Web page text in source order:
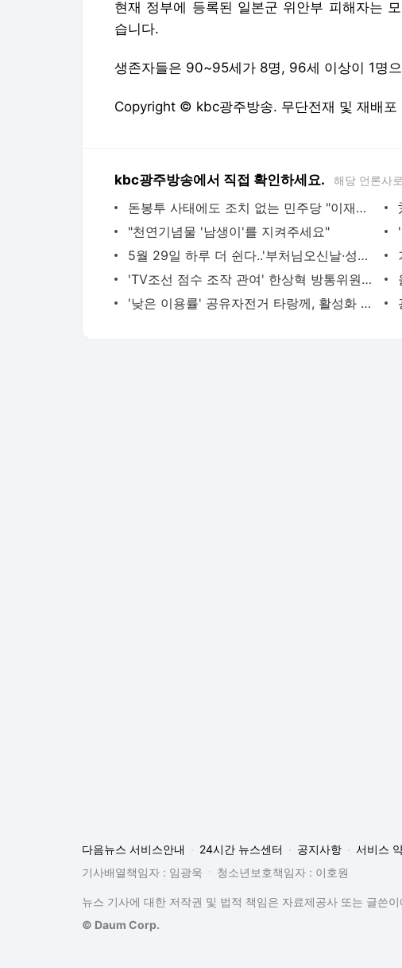
현재 정부에 등록된 일본군 위안부 피해자는
습니다.
생존자들은 90~95세가 8명, 96세 이상이 1명
Copyright © kbc광주방송. 무단전재 및 재배포
kbc광주방송에서 직접 확인하세요. 해당 언론사
돈봉투 사태에도 조치 없는 민주당 "이재명, 본인 리스크 때문"[박영환의 시사1번지]
"천연기념물 '남생이'를 지켜주세요"
5월 29일 하루 더 쉰다..'부처님오신날·성탄절' 대체공휴일 확정
'TV조선 점수 조작 관여' 한상혁 방통위원장, 불구속 기소
'낮은 이용률' 공유자전거 타랑께, 활성화 대책 모색
다음뉴스 서비스안내 24시간 뉴스센터 공지사항
서비스
기사배열책임자 : 임광욱
청소년보호책임자 : 이호원
뉴스 기사에 대한 저작권 및 법적 책임은 자료제공사 또는 글쓴
© Daum Corp.